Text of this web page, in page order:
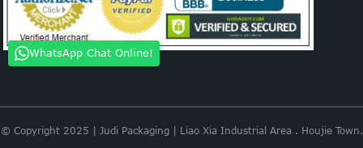
WhatsApp Chat Online!
© Copyright 2025 | Judi Packaging | Liao Xia Industrial Area . Houjie Town.